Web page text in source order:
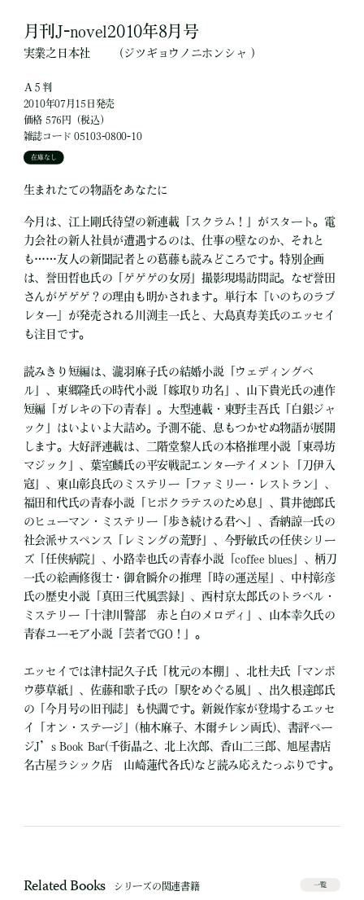
月刊J-novel2010年8月号
実業之日本社 （ジツギョウノニホンシャ ）
Ａ５判
2010年07月15日発売
価格 576円（税込）
雑誌コード 05103-0800-10
在庫なし
生まれたての物語をあなたに
今月は、江上剛氏待望の新連載「スクラム！」がスタート。電
力会社の新人社員が遭遇するのは、仕事の壁なのか、それと
も……友人の新聞記者との葛藤も読みどころです。特別企画
は、誉田哲也氏の「ゲゲゲの女房」撮影現場訪問記。なぜ誉田
さんがゲゲゲ？の理由も明かされます。単行本『いのちのラブ
レター』が発売される川渕圭一氏と、大島真寿美氏のエッセイ
も注目です。
読みきり短編は、瀧羽麻子氏の結婚小説「ウェディングベ
ル」、東郷隆氏の時代小説「嫁取り功名」、山下貴光氏の連作
短編「ガレキの下の青春」。大型連載・東野圭吾氏「白銀ジャ
ック」はいよいよ大詰め。予測不能、息もつかせぬ物語が展開
します。大好評連載は、二階堂黎人氏の本格推理小説「東尋坊
マジック」、葉室麟氏の平安戦記エンターテイメント「刀伊入
寇」、東山彰良氏のミステリー「ファミリー・レストラン」、
福田和代氏の青春小説「ヒポクラテスのため息」、貫井徳郎氏
のヒューマン・ミステリー「歩き続ける君へ」、香納諒一氏の
社会派サスペンス「レミングの荒野」、今野敏氏の任侠シリー
ズ「任侠病院」、小路幸也氏の青春小説「coffee blues」、柄刀
一氏の絵画修復士・御倉瞬介の推理「時の運送屋」、中村彰彦
氏の歴史小説「真田三代風雲録」、西村京太郎氏のトラベル・
ミステリー「十津川警部 赤と白のメロディ」、山本幸久氏の
青春ユーモア小説「芸者でGO！」。
エッセイでは津村記久子氏「枕元の本棚」、北杜夫氏「マンボ
ウ夢草紙」、佐藤和歌子氏の「駅をめぐる風」、出久根達郎氏
の「今月号の旧刊誌」も快調です。新鋭作家が登場するエッセ
イ「オン・ステージ」(柚木麻子、木爾チレン両氏)、書評ペー
ジJ’s Book Bar(千街晶之、北上次郎、香山二三郎、旭屋書店
名古屋ラシック店 山崎蓮代各氏)など読み応えたっぷりです。
Related Books シリーズの関連書籍 一覧